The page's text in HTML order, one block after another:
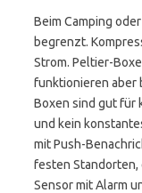
Beim Camping
begrenzt.
Strom. Peltier-
funktionieren aber
Boxen sind gut für
und kein
mit Push-
festen Standorten,
Sensor mit Alarm